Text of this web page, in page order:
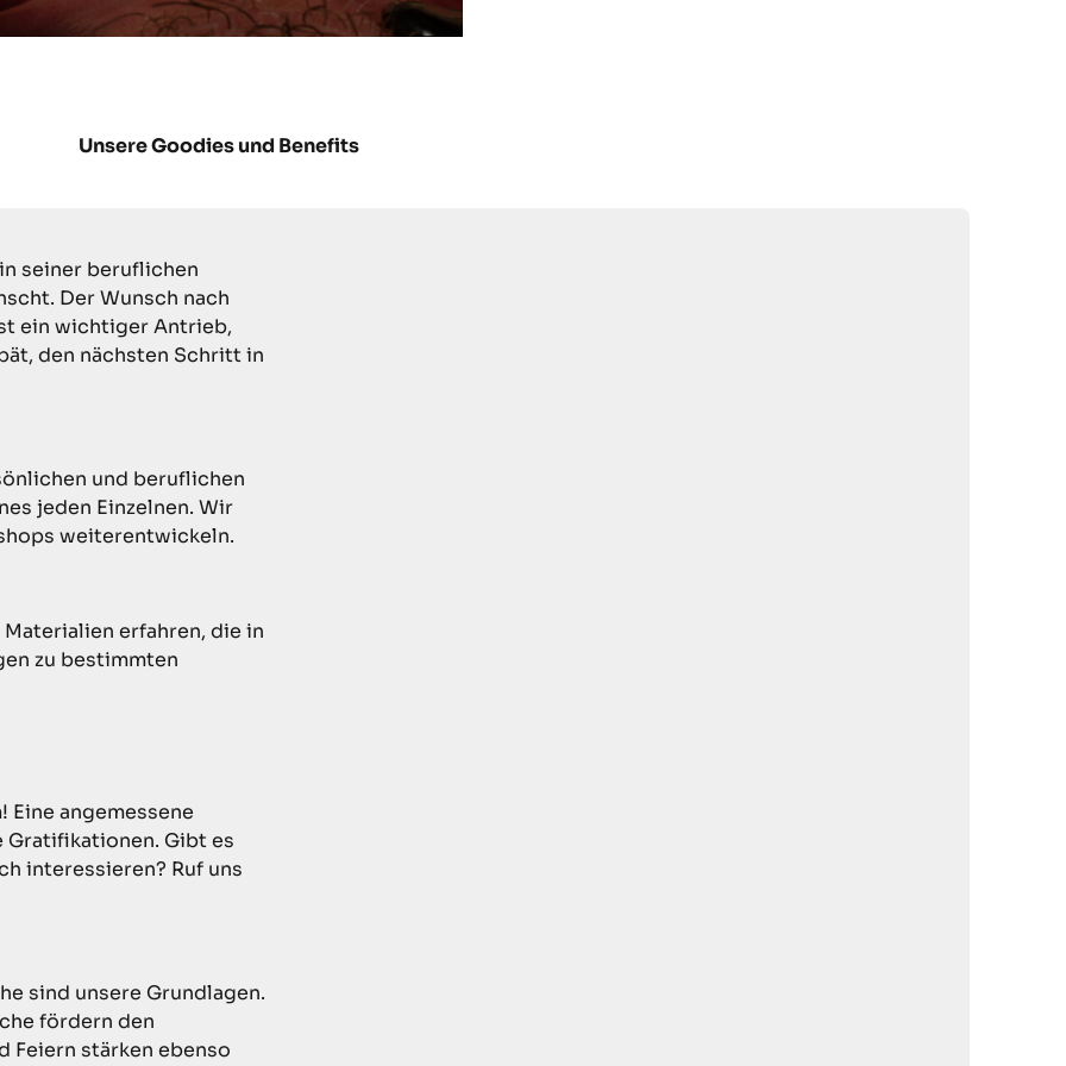
Unsere Goodies und Benefits
seiner beruflichen
Der Wunsch nach
ein wichtiger Antrieb,
den nächsten Schritt in
und beruflichen
jeden Einzelnen. Wir
weiterentwickeln.
erfahren, die in
zu bestimmten
angemessene
Gratifikationen. Gibt es
interessieren? Ruf uns
sind unsere Grundlagen.
fördern den
Feiern stärken ebenso